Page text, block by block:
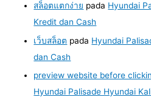
สล็อตแตกง่าย pada Hyundai
Kredit dan Cash
เว็บสล็อต pada Hyundai
dan Cash
preview website before
Hyundai Palisade Hyundai